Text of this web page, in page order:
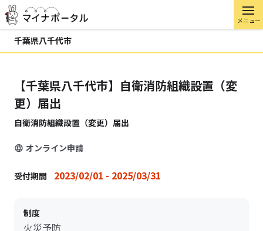
メニュー
千葉県八千代市
【千葉県八千代市】自衛消防組織設置（変
更）届出
自衛消防組織設置（変更）届出
オンライン申請
受付期間 2023/02/01 - 2025/03/31
制度
火災予防